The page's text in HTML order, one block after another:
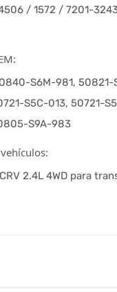
/ 1572 / 7201-
S6M-981, 50821-
S5C-013, 50721-
S9A-983
2.4L 4WD para